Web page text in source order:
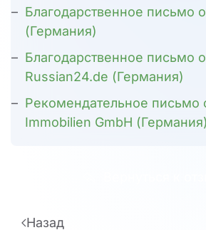
Благодарственное письмо
(Германия)
Благодарственное письмо
Russian24.de (Германия)
Рекомендательное письмо
Immobilien GmbH (Германия)
Назад